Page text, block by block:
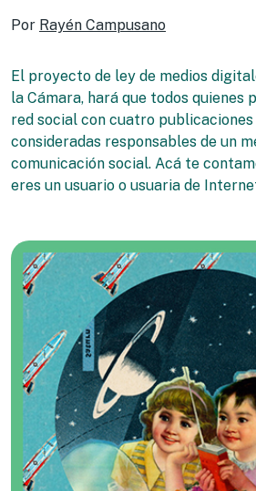
Por Rayén Campusano
El proyecto de ley de medios
la Cámara, hará que todos quienes
red social con cuatro publicaciones
consideradas responsables de un
comunicación social. Acá te
eres un usuario o usuaria de